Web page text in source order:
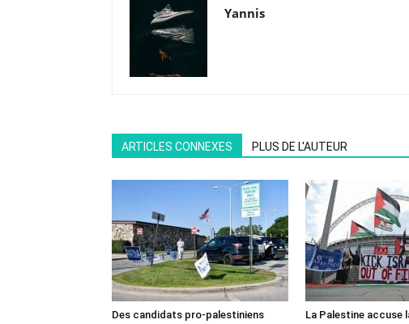
Yannis
ARTICLES CONNEXES PLUS DE L'AUTEUR
Des candidats pro-palestiniens
La Palestine accuse